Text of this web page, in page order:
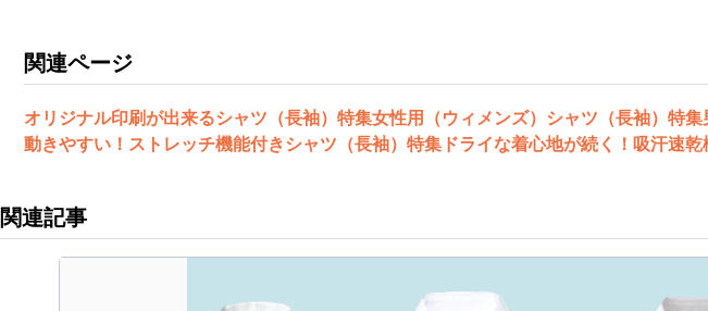
関連ページ
オリジナル印刷が出来るシャツ（長袖）特集女性用（ウィメンズ）シャツ（長袖）特集
動きやすい！ストレッチ機能付きシャツ（長袖）特集 ドライな着心地が続く！吸汗速
関連記事